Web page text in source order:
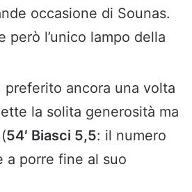
occasione di Sounas.
però l’unico lampo della
preferito ancora una volta
la solita generosità ma
54′ Biasci 5,5: il numero
a porre fine al suo